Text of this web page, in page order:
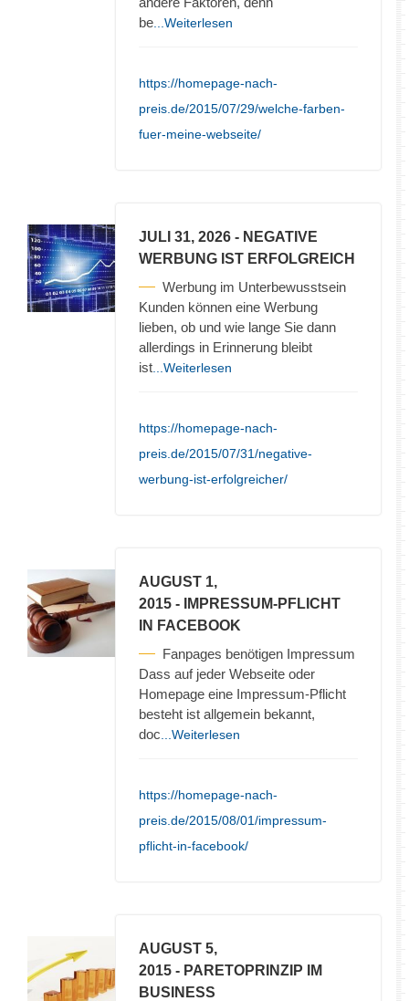
be ...Weiterlesen
https://homepage-nach-
preis.de/2015/07/29/welche-farben-
fuer-meine-webseite/
JULI 31, 2026 - NEGATIVE
WERBUNG IST ERFOLGREICH
Werbung im Unterbewusstsein
Kunden können eine Werbung
lieben, ob und wie lange Sie dann
allerdings in Erinnerung bleibt
ist ...Weiterlesen
https://homepage-nach-
preis.de/2015/07/31/negative-
werbung-ist-erfolgreicher/
AUGUST 1,
2015 - IMPRESSUM-PFLICHT
IN FACEBOOK
Fanpages benötigen Impressum
Dass auf jeder Webseite oder
Homepage eine Impressum-Pflicht
besteht ist allgemein bekannt,
doc ...Weiterlesen
https://homepage-nach-
preis.de/2015/08/01/impressum-
pflicht-in-facebook/
AUGUST 5,
2015 - PARETOPRINZIP IM
BUSINESS